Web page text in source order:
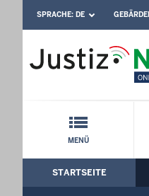
Leichte Sprache,
SPRACHE: DE
MENÜ
Hauptmenü:
STARTSEITE